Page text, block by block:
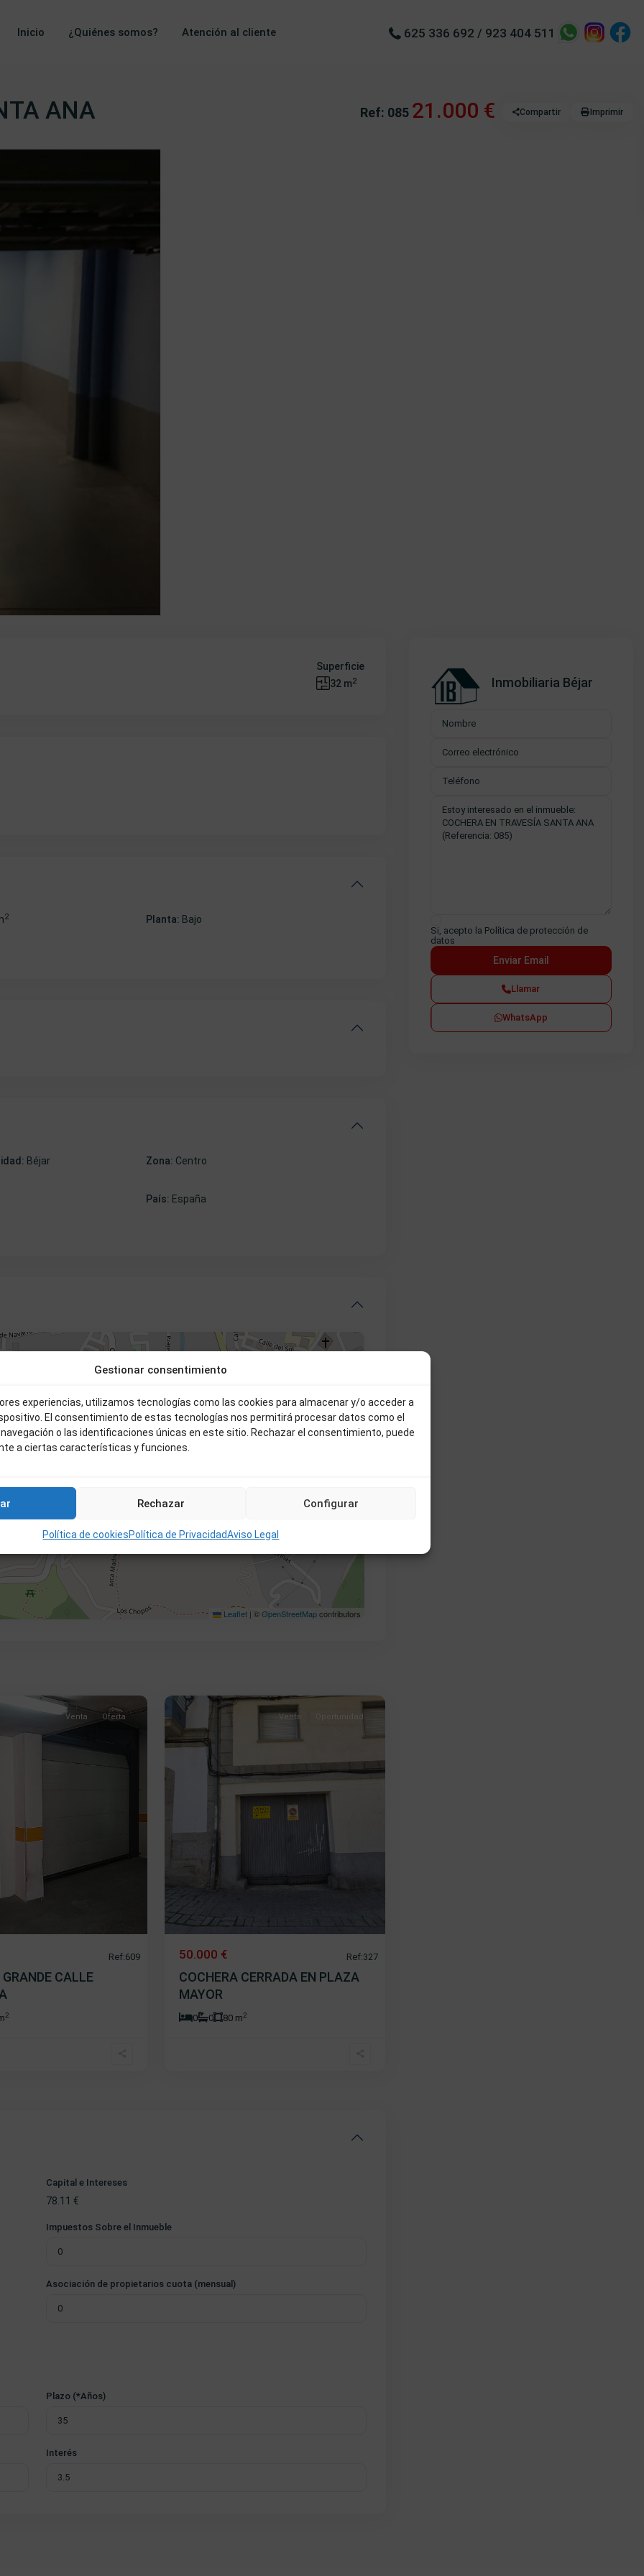
Gestionar consentimiento
experiencias, utilizamos tecnologías como las cookies para almacenar y/o acceder a
El consentimiento de estas tecnologías nos permitirá procesar datos como el
o las identificaciones únicas en este sitio. Rechazar el consentimiento, puede
a ciertas características y funciones.
Rechazar Configurar
Política de cookiesPolítica de PrivacidadAviso Legal
Inicio ¿Quiénes somos? Atención al cliente 625 336 692 / 923 404 511
ANA Ref: 085 21.000 € Compartir Imprimir
Superficie
32 m2
2 Planta: Bajo
Béjar Zona: Centro
País: España
COCHERA EN TRAVESÍA SANTA ANA
21.000 €
32 m2
Leaflet | ©OpenStreetMapcontributors
Venta Oferta
CALLE
2
Ref:609
Venta Oportunidad
50.000 €
COCHERA CERRADA EN PLAZA
MAYOR
0 0 80 m2
Ref:327
Capital e Intereses
78.11 €
Impuestos Sobre el Inmueble
Asociación de propietarios cuota (mensual)
Plazo (*Años)
Interés
Inmobiliaria Béjar
Si, acepto la Política de protección de
datos
Llamar
WhatsApp